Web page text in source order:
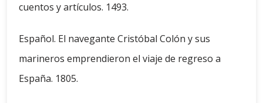
cuentos y artículos. 1493.
Español. El navegante Cristóbal Colón y sus
marineros emprendieron el viaje de regreso a
España. 1805.